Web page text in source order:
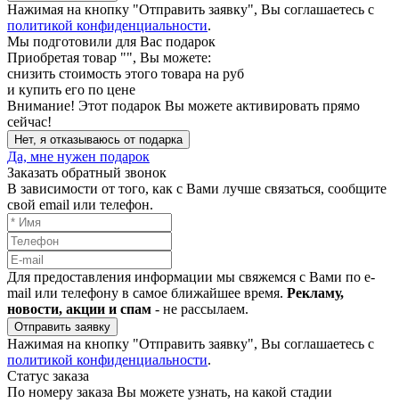
Нажимая на кнопку "Отправить заявку", Вы соглашаетесь с
политикой конфиденциальности.
Мы подготовили для Вас подарок
Приобретая товар "", Вы можете:
снизить стоимость этого товара на руб
и купить его по цене
Внимание! Этот подарок Вы можете активировать прямо
сейчас!
Нет, я отказываюсь от подарка
Да, мне нужен подарок
Заказать обратный звонок
В зависимости от того, как с Вами лучше связаться, сообщите
свой email или телефон.
Для предоставления информации мы свяжемся с Вами по e-
mail или телефону в самое ближайшее время. Рекламу,
новости, акции и спам - не рассылаем.
Отправить заявку
Нажимая на кнопку "Отправить заявку", Вы соглашаетесь с
политикой конфиденциальности.
Статус заказа
По номеру заказа Вы можете узнать, на какой стадии